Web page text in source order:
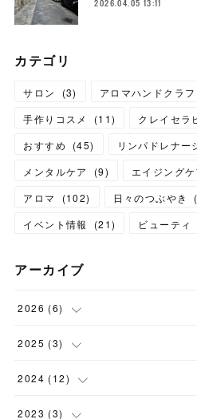
2026.04.05 13:11
カテゴリ
サロン (3) アロマハンドクラフ
手作りコスメ
(11) クレイセラ
おすすめ
(45) リンパドレナー
メンタルケア
(9) エイジングケ
アロマ
(102) 日々のつぶやき (
イベント情報
(21) ビューティ
アーカイブ
2026 (6)
(6
2025 (3)
(1)
(1
2024 (12)
(1
2023 (3)